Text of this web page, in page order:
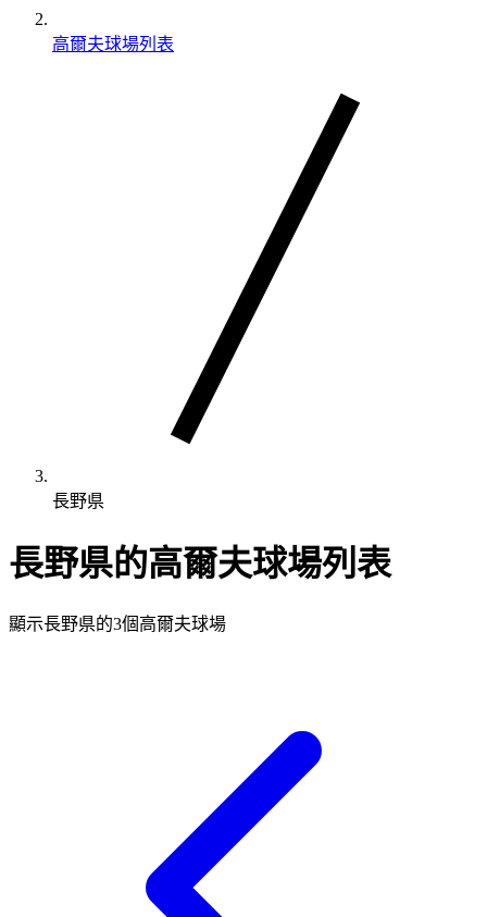
高爾夫球場列表
長野県
長野県的高爾夫球場列表
顯示長野県的3個高爾夫球場